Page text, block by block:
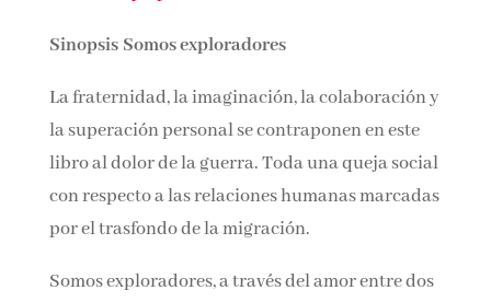
Sinopsis Somos exploradores
La fraternidad, la imaginación, la colaboración y
la superación personal se contraponen en este
libro al dolor de la guerra. Toda una queja social
con respecto a las relaciones humanas marcadas
por el trasfondo de la migración.
Somos exploradores, a través del amor entre dos